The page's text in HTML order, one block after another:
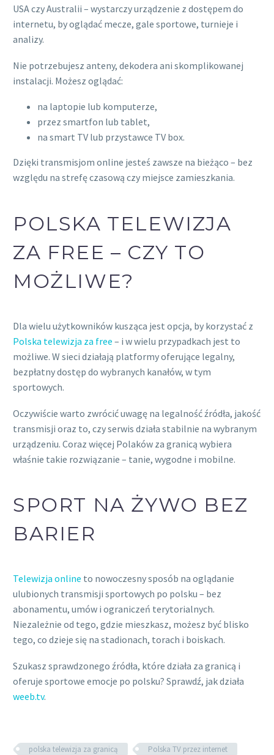
USA czy Australii – wystarczy urządzenie z dostępem do
internetu, by oglądać mecze, gale sportowe, turnieje i
analizy.
Nie potrzebujesz anteny, dekodera ani skomplikowanej
instalacji. Możesz oglądać:
na laptopie lub komputerze,
przez smartfon lub tablet,
na smart TV lub przystawce TV box.
Dzięki transmisjom online jesteś zawsze na bieżąco – bez
względu na strefę czasową czy miejsce zamieszkania.
POLSKA TELEWIZJA
ZA FREE – CZY TO
MOŻLIWE?
Dla wielu użytkowników kusząca jest opcja, by korzystać z
Polska telewizja za free – i w wielu przypadkach jest to
możliwe. W sieci działają platformy oferujące legalny,
bezpłatny dostęp do wybranych kanałów, w tym
sportowych.
Oczywiście warto zwrócić uwagę na legalność źródła, jakość
transmisji oraz to, czy serwis działa stabilnie na wybranym
urządzeniu. Coraz więcej Polaków za granicą wybiera
właśnie takie rozwiązanie – tanie, wygodne i mobilne.
SPORT NA ŻYWO BEZ
BARIER
Telewizja online to nowoczesny sposób na oglądanie
ulubionych transmisji sportowych po polsku – bez
abonamentu, umów i ograniczeń terytorialnych.
Niezależnie od tego, gdzie mieszkasz, możesz być blisko
tego, co dzieje się na stadionach, torach i boiskach.
Szukasz sprawdzonego źródła, które działa za granicą i
oferuje sportowe emocje po polsku? Sprawdź, jak działa
weeb.tv.
polska telewizja za granicą
Polska TV przez internet